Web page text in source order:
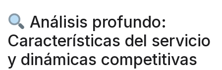
Análisis profundo:
Características del servicio
y dinámicas competitivas